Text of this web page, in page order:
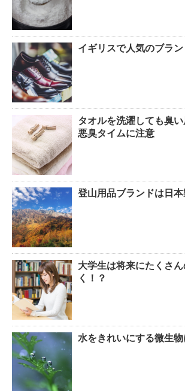
イギリスで人気のブラン
タオルを洗濯しても臭
悪臭タイムに注意
登山用品ブランドは日本
大学生は将来にたくさ
く！？
水をきれいにする微生物